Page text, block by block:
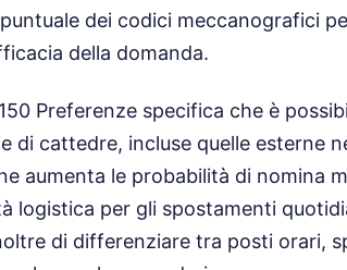
dei codici meccanografici
della domanda.
Preferenze specifica che è
di cattedre, incluse quelle esterne
aumenta le probabilità di nomina
logistica per gli spostamenti
di differenziare tra posti orari,